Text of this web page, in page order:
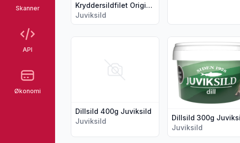
Skanner
API
Økonomi
Kryddersildfilet Original Juviksild
Juviksild
Dillsild 400g Juviksild
Juviksild
Vis flere detaljer for produktet "Dillsild 400g
Dillsild 300g
Juviksild
Vis flere detaljer for